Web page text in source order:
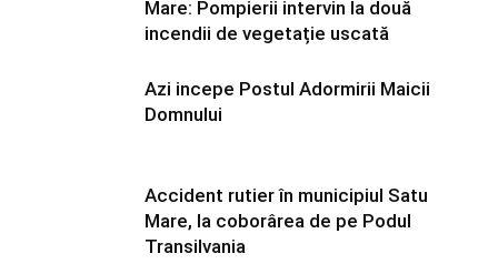
Mare: Pompierii intervin la două
incendii de vegetație uscată
Azi incepe Postul Adormirii Maicii
Domnului
Accident rutier în municipiul Satu
Mare, la coborârea de pe Podul
Transilvania